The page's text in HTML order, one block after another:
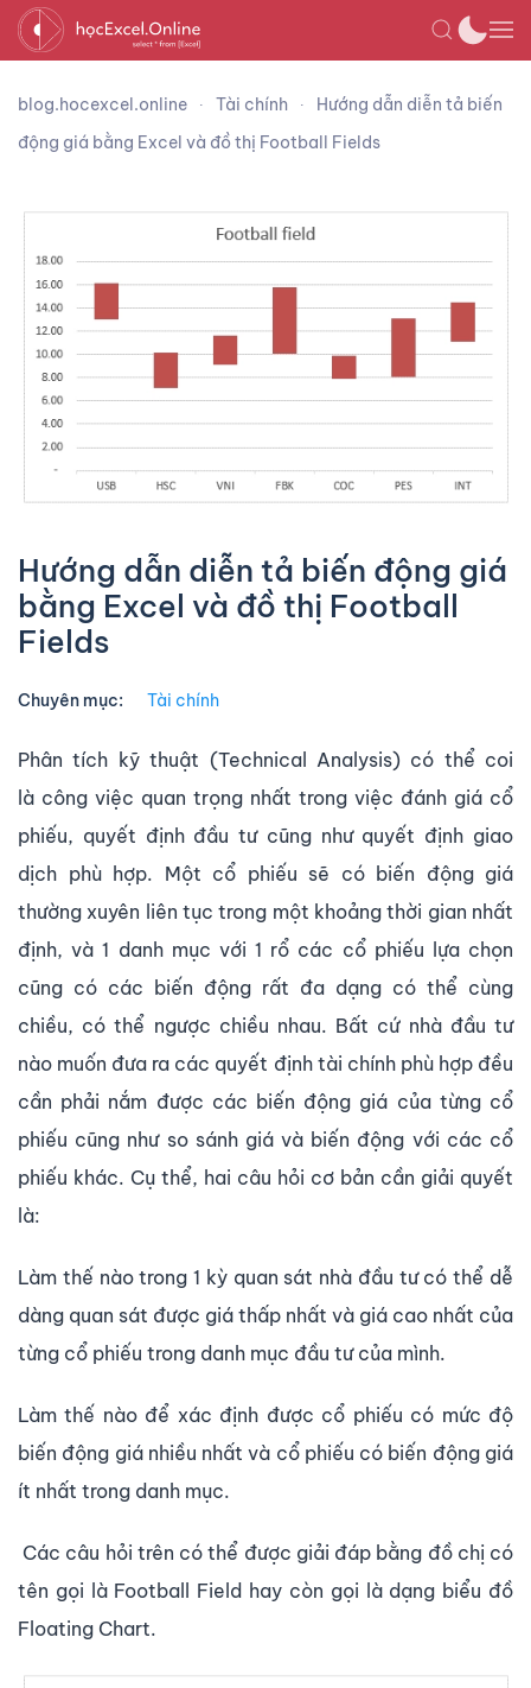
blog.hocexcel.online Tài chính
Hướng dẫn diễn tả biến
động giá bằng Excel và đồ thị Football Fields
Hướng dẫn diễn tả biến động giá
bằng Excel và đồ thị Football
Fields
Chuyên mục: Tài chính
Phân tích kỹ thuật (Technical Analysis) có thể coi
là công việc quan trọng nhất trong việc đánh giá cổ
phiếu, quyết định đầu tư cũng như quyết định giao
dịch phù hợp. Một cổ phiếu sẽ có biến động giá
thường xuyên liên tục trong một khoảng thời gian nhất
định, và 1 danh mục với 1 rổ các cổ phiếu lựa chọn
cũng có các biến động rất đa dạng có thể cùng
chiều, có thể ngược chiều nhau. Bất cứ nhà đầu tư
nào muốn đưa ra các quyết định tài chính phù hợp đều
cần phải nắm được các biến động giá của từng cổ
phiếu cũng như so sánh giá và biến động với các cổ
phiếu khác. Cụ thể, hai câu hỏi cơ bản cần giải quyết
là:
Làm thế nào trong 1 kỳ quan sát nhà đầu tư có thể dễ
dàng quan sát được giá thấp nhất và giá cao nhất của
từng cổ phiếu trong danh mục đầu tư của mình.
Làm thế nào để xác định được cổ phiếu có mức độ
biến động giá nhiều nhất và cổ phiếu có biến động giá
ít nhất trong danh mục.
Các câu hỏi trên có thể được giải đáp bằng đồ chị có
tên gọi là Football Field hay còn gọi là dạng biểu đồ
Floating Chart.